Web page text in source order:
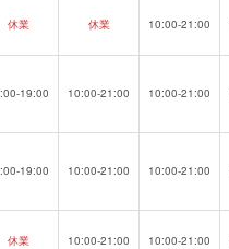
休業 休業 10:00-21:00
19:00 10:00-21:00 10:00-21:00
19:00 10:00-21:00 10:00-21:00
休業 10:00-21:00 10:00-21:00